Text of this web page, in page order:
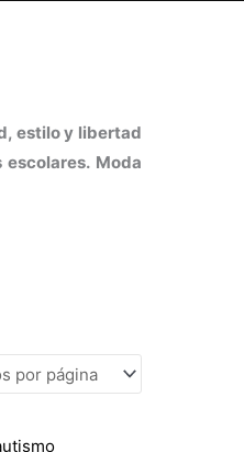
estilo y libertad
Moda
Rango